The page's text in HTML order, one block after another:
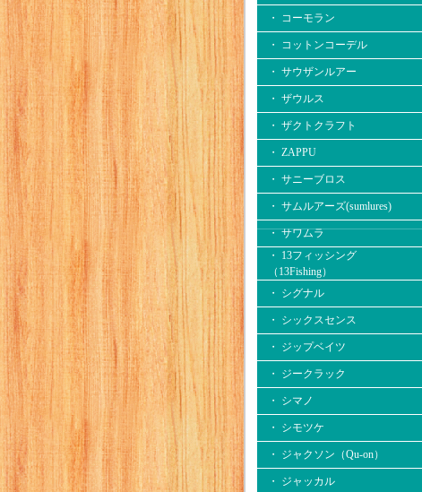
・ コーモラン
・ コットンコーデル
・ サウザンルアー
・ ザウルス
・ ザクトクラフト
・ ZAPPU
・ サニーブロス
・ サムルアーズ(sumlures)
・ サワムラ
・ 13フィッシング
（13Fishing）
・ シグナル
・ シックスセンス
・ ジップベイツ
・ ジークラック
・ シマノ
・ シモツケ
・ ジャクソン（Qu-on）
・ ジャッカル